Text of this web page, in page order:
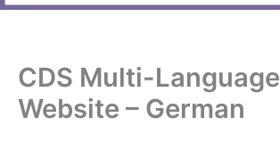
CDS Multi-Language
Website – German